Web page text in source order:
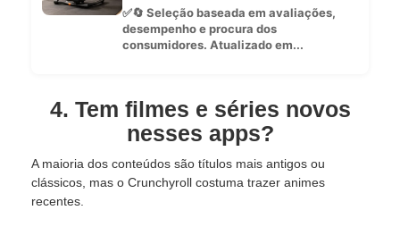
✅🔄 Seleção baseada em avaliações,
desempenho e procura dos
consumidores. Atualizado em...
4. Tem filmes e séries novos
nesses apps?
A maioria dos conteúdos são títulos mais antigos ou
clássicos, mas o Crunchyroll costuma trazer animes
recentes.